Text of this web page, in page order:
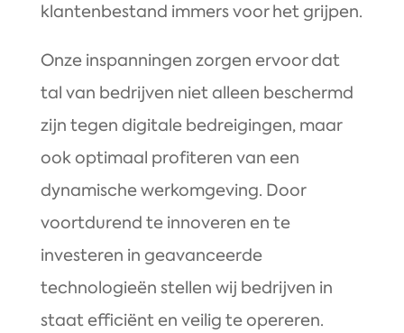
klantenbestand immers voor het grijpen.
Onze inspanningen zorgen ervoor dat
tal van bedrijven niet alleen beschermd
zijn tegen digitale bedreigingen, maar
ook optimaal profiteren van een
dynamische werkomgeving. Door
voortdurend te innoveren en te
investeren in geavanceerde
technologieën stellen wij bedrijven in
staat efficiënt en veilig te opereren.